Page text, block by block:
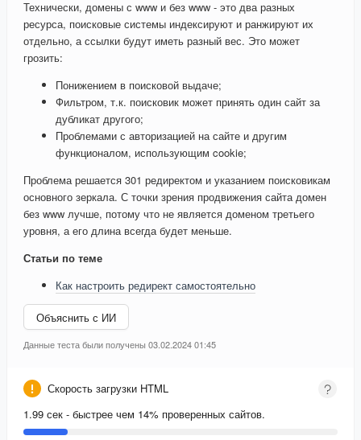
Технически, домены с www и без www - это два разных
ресурса, поисковые системы индексируют и ранжируют их
отдельно, а ссылки будут иметь разный вес. Это может
грозить:
Понижением в поисковой выдаче;
Фильтром, т.к. поисковик может принять один сайт за
дубликат другого;
Проблемами с авторизацией на сайте и другим
функционалом, использующим cookie;
Проблема решается 301 редиректом и указанием поисковикам
основного зеркала. С точки зрения продвижения сайта домен
без www лучше, потому что не является доменом третьего
уровня, а его длина всегда будет меньше.
Статьи по теме
Как настроить редирект самостоятельно
Объяснить с ИИ
Данные теста были получены 03.02.2024 01:45
Скорость загрузки HTML
1.99 сек - быстрее чем 14% проверенных сайтов.